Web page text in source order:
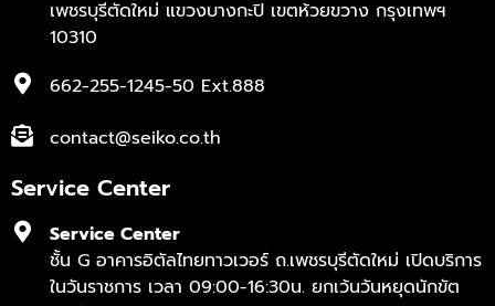
เพชรบุรีตัดใหม่ แขวงบางกะปิ เขตห้วยขวาง กรุงเทพฯ
10310
662-255-1245-50 Ext.888
contact@seiko.co.th
Service Center
Service Center
ชั้น G อาคารอิตัลไทยทาวเวอร์ ถ.เพชรบุรีตัดใหม่ เปิดบริการ
ในวันราชการ เวลา 09:00-16:30น. ยกเว้นวันหยุดนักขัต